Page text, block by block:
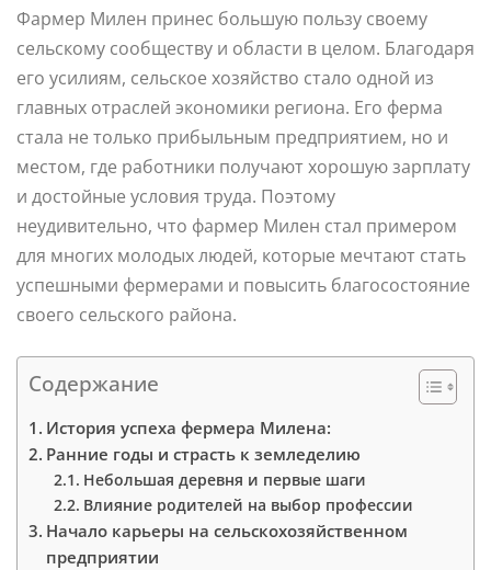
Фармер Милен принес большую пользу своему
сельскому сообществу и области в целом. Благодаря
его усилиям, сельское хозяйство стало одной из
главных отраслей экономики региона. Его ферма
стала не только прибыльным предприятием, но и
местом, где работники получают хорошую зарплату
и достойные условия труда. Поэтому
неудивительно, что фармер Милен стал примером
для многих молодых людей, которые мечтают стать
успешными фермерами и повысить благосостояние
своего сельского района.
Содержание
История успеха фермера Милена:
Ранние годы и страсть к земледелию
Небольшая деревня и первые шаги
Влияние родителей на выбор профессии
Начало карьеры на сельскохозяйственном
предприятии